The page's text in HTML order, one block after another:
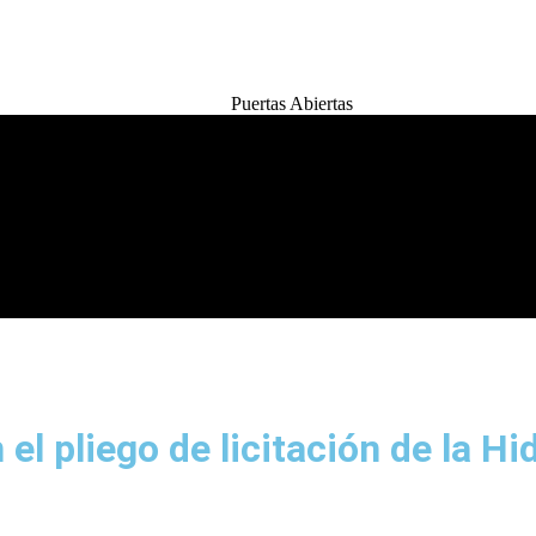
Puertas Abiertas
pliego de licitación de la